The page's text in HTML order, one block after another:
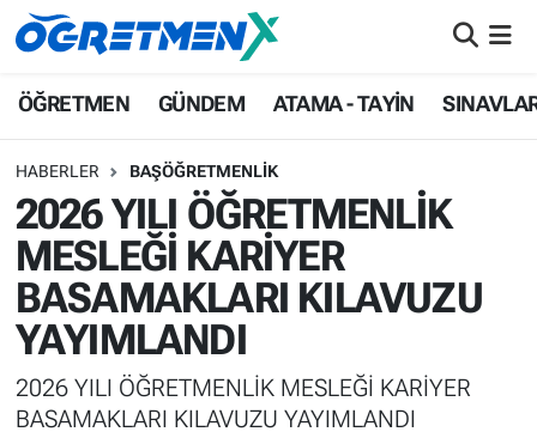
ÖĞRETMEN GÜNDEM ATAMA - TAYİN
HABERLER BAŞÖĞRETMENLIK
2026 YILI ÖĞRETMENLİK
MESLEĞİ KARİYER
BASAMAKLARI KILAVUZU
YAYIMLANDI
2026 YILI ÖĞRETMENLİK MESLEĞİ KARİYER
BASAMAKLARI KILAVUZU YAYIMLANDI
ÖĞRETMEN
ATAMA - TAYİN
SINAVLAR
HAYATIN İÇİNDEN
UZMAN ÖĞRETMENLİK
İstanbul Nöbetçi Eczaneler
İstanbul Namaz Vakitleri
İstanbul Trafik Yoğunluk Haritası
Süper Lig Puan Durumu ve Fikstür
Tüm Manşetler